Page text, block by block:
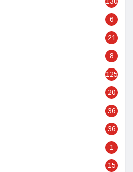
6
21
8
125
20
36
36
1
15